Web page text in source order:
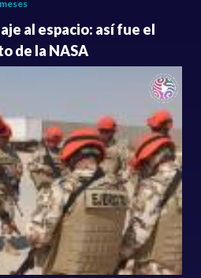
al espacio: así fue el
de la NASA